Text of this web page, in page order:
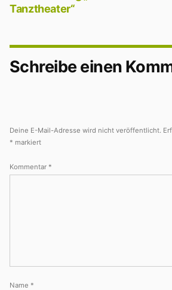
Tanztheater“
Schreibe einen
Deine E-Mail-Adresse wird nicht veröffentlicht.
* markiert
Kommentar *
Name *